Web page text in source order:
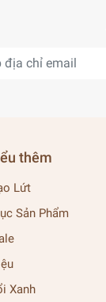
thêm
Lứt
Sản Phẩm
Xanh